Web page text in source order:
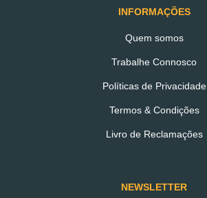
€1.10
ADICIONAR AO CARRINHO
INFORMAÇÕES
Quem somos
Trabalhe Connosco
Políticas de Privacidade
Termos & Condições
Livro de Reclamações
NEWSLETTER